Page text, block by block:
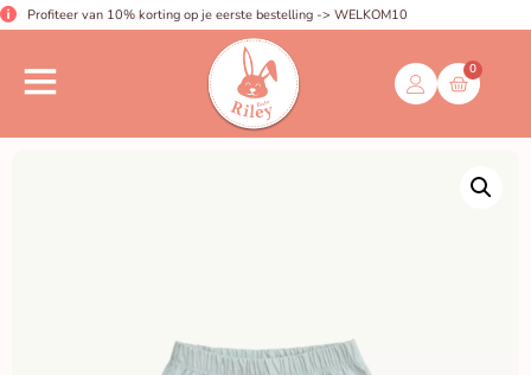
Profiteer van 10% korting op je eerste bestelling -> WELKOM10
0